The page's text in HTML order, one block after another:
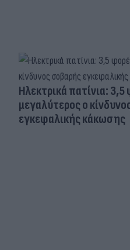
Ηλεκτρικά πατίνια: 3,5
μεγαλύτερος ο
εγκεφαλικής κάκωσης